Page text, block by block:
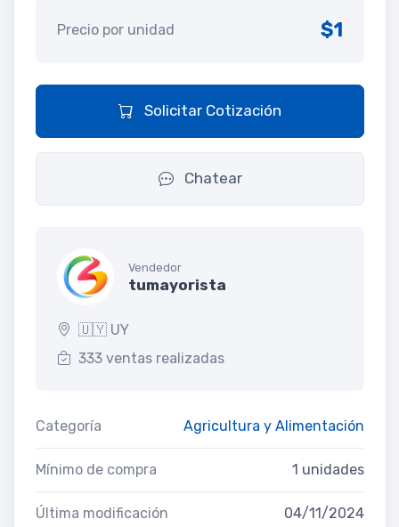
Precio por unidad $1
Solicitar Cotización
Chatear
Vendedor
tumayorista
🇺🇾 UY
333 ventas realizadas
Categoría Agricultura y Alimentación
Mínimo de compra 1 unidades
Última modificación 04/11/2024